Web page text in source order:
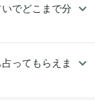
でどこまで分
ってもらえま